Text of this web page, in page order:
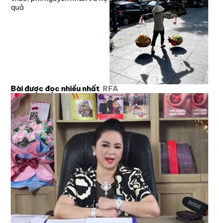
quả
Bài được đọc nhiều nhất RFA